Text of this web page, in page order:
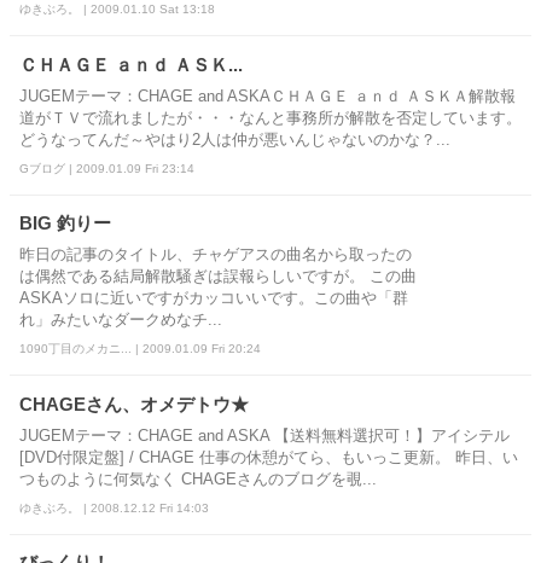
ゆきぶろ。 | 2009.01.10 Sat 13:18
ＣＨＡＧＥ ａｎｄ ＡＳＫ...
JUGEMテーマ：CHAGE and ASKAＣＨＡＧＥ ａｎｄ ＡＳＫＡ解散報
道がＴＶで流れましたが・・・なんと事務所が解散を否定しています。
どうなってんだ～やはり2人は仲が悪いんじゃないのかな？...
Gブログ | 2009.01.09 Fri 23:14
BIG 釣りー
昨日の記事のタイトル、チャゲアスの曲名から取ったの
は偶然である結局解散騒ぎは誤報らしいですが。 この曲
ASKAソロに近いですがカッコいいです。この曲や「群
れ」みたいなダークめなチ...
1090丁目のメカニ... | 2009.01.09 Fri 20:24
CHAGEさん、オメデトウ★
JUGEMテーマ：CHAGE and ASKA 【送料無料選択可！】アイシテル
[DVD付限定盤] / CHAGE 仕事の休憩がてら、もいっこ更新。 昨日、い
つものように何気なく CHAGEさんのブログを覗...
ゆきぶろ。 | 2008.12.12 Fri 14:03